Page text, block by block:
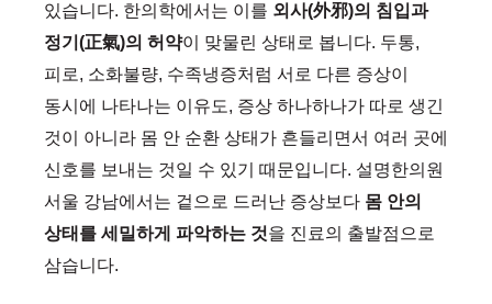
있습니다. 한의학에서는 이를 외사(外邪)의 침입과
정기(正氣)의 허약이 맞물린 상태로 봅니다. 두통,
피로, 소화불량, 수족냉증처럼 서로 다른 증상이
동시에 나타나는 이유도, 증상 하나하나가 따로 생긴
것이 아니라 몸 안 순환 상태가 흔들리면서 여러 곳에
신호를 보내는 것일 수 있기 때문입니다. 설명한의원
서울 강남에서는 겉으로 드러난 증상보다 몸 안의
상태를 세밀하게 파악하는 것을 진료의 출발점으로
삼습니다.